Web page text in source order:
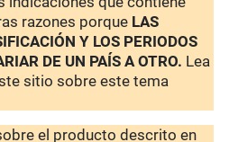
razones porque LAS
Y LOS PERIODOS
DE UN PAÍS A OTRO. Lea
sitio sobre este tema
el producto descrito en